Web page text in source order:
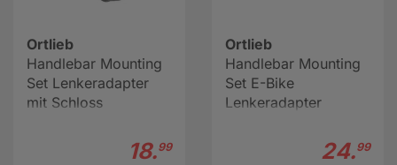
Ortlieb
Handlebar Mounting
Set Lenkeradapter
mit Schloss
18.99
Ortlieb
Handlebar Mounting
Set E-Bike
Lenkeradapter
24.99